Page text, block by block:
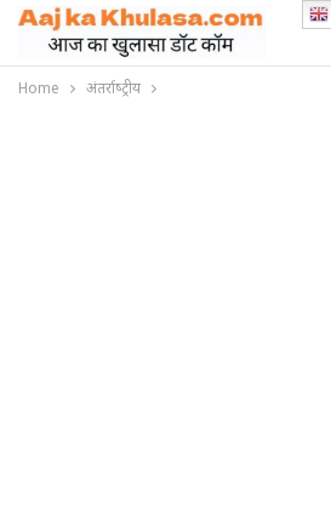
Home अंतर्राष्‍ट्रीय